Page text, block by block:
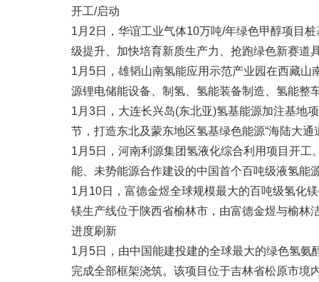
开工/启动
1月2日，华谊工业气体10万吨/年绿色甲醇项目
级提升、加快培育新质生产力、抢跑绿色新赛道
1月5日，雄韬山南氢能应用示范产业园在西藏
源锂电储能设备、制氢、氢能装备制造、氢能整
1月3日，大连长兴岛(东北亚)氢基能源加注基地
节，打造东北及蒙东地区氢基绿色能源“海陆大通
1月5日，河南利源集团氢液化综合利用项目开
能、未势能源合作建设的中国首个百吨级液氢能
1月10日，富德金煜全球规模最大的百吨级氢化
镁生产线位于陕西省榆林市，由富德金煜与榆林
进度刷新
1月5日，由中国能建投建的全球最大的绿色氢
完成全部框架浇筑。该项目位于吉林省松原市境